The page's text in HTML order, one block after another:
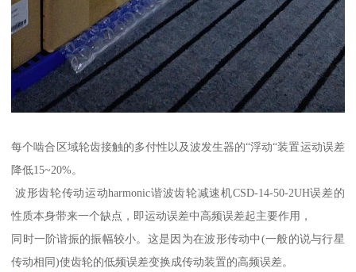
每个啮合区域轮齿接触的多付性以及波发生器的“浮动“装置运动误差
降低15~20%。
波形齿轮传动运动harmonic谐波齿轮减速机CSD-14-50-2UH误差的
性质本身带来一个缺点，即运动误差中高频误差起主要作用，
同时一阶谐振的振幅较小。这是因为在波形传动中(一般的说与行星
传动相同)使齿轮的低频误差变换成传动装置的高频误差。